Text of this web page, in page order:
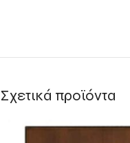
Σχετικά προϊόντα